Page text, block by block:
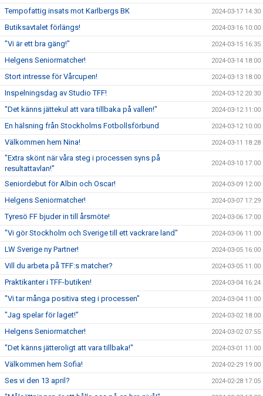
Tempofattig insats mot Karlbergs BK 2024-03-17 14:30
Butiksavtalet förlängs! 2024-03-16 10:00
"Vi är ett bra gäng!" 2024-03-15 16:35
Helgens Seniormatcher! 2024-03-14 18:00
Stort intresse för Vårcupen! 2024-03-13 18:00
Inspelningsdag av Studio TFF! 2024-03-12 20:30
"Det känns jättekul att vara tillbaka på vallen!" 2024-03-12 11:00
En hälsning från Stockholms Fotbollsförbund 2024-03-12 10:00
Välkommen hem Nina! 2024-03-11 18:28
"Extra skönt när våra steg i processen syns på
resultattavlan!"
2024-03-10 17:00
Seniordebut för Albin och Oscar! 2024-03-09 12:00
Helgens Seniormatcher! 2024-03-07 17:29
Tyresö FF bjuder in till årsmöte! 2024-03-06 17:00
"Vi gör Stockholm och Sverige till ett vackrare land" 2024-03-06 11:00
LW Sverige ny Partner! 2024-03-05 16:00
Vill du arbeta på TFF:s matcher? 2024-03-05 11:00
Praktikanter i TFF-butiken! 2024-03-04 16:24
"Vi tar många positiva steg i processen" 2024-03-04 11:00
"Jag spelar för laget!" 2024-03-02 18:00
Helgens Seniormatcher! 2024-03-02 07:55
"Det känns jätteroligt att vara tillbaka!" 2024-03-01 11:00
Välkommen hem Sofia! 2024-02-29 19:00
Ses vi den 13 april? 2024-02-28 17:05